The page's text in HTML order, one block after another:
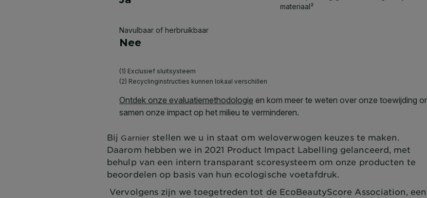
Bij Garnier stellen we u in staat om weloverwogen keuzes te maken.
Daarom hebben we in 2021 Product Impact Labelling gelanceerd, met
behulp van een intern transparant scoresysteem om onze producten te
beoordelen op basis van hun ecologische voetafdruk.
Vervolgens zijn we toegetreden tot de EcoBeautyScore Association, een